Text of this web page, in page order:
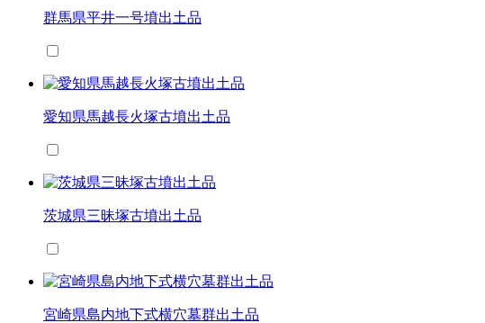
群馬県平井一号墳出土品
愛知県馬越長火塚古墳出土品
茨城県三昧塚古墳出土品
宮崎県島内地下式横穴墓群出土品